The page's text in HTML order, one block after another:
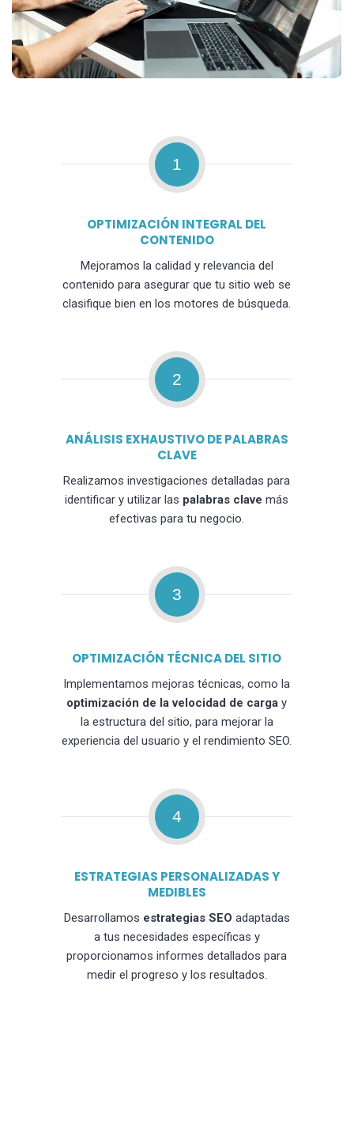
1
OPTIMIZACIÓN INTEGRAL DEL
CONTENIDO
Mejoramos la calidad y relevancia del
contenido para asegurar que tu sitio web se
clasifique bien en los motores de búsqueda.
2
ANÁLISIS EXHAUSTIVO DE PALABRAS
CLAVE
Realizamos investigaciones detalladas para
identificar y utilizar las palabras clave más
efectivas para tu negocio.
3
OPTIMIZACIÓN TÉCNICA DEL SITIO
Implementamos mejoras técnicas, como la
optimización de la velocidad de carga y
la estructura del sitio, para mejorar la
experiencia del usuario y el rendimiento SEO.
4
ESTRATEGIAS PERSONALIZADAS Y
MEDIBLES
Desarrollamos estrategias SEO adaptadas
a tus necesidades específicas y
proporcionamos informes detallados para
medir el progreso y los resultados.